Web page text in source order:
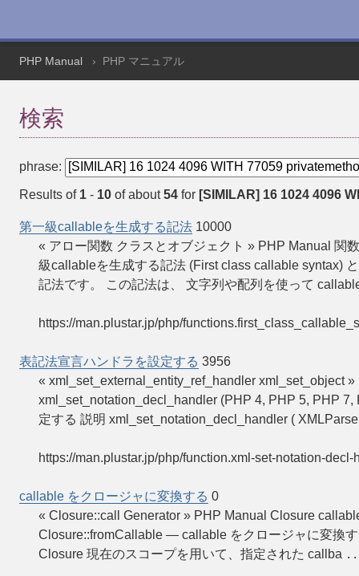
PHP Manual PHP マニュアル
検索
phrase:
Results of 1 - 10 of about54 for [SIMILAR] 16 1024 4096
第一級callableを生成する記法 10000
« アロー関数 クラスとオブジェクト » PHP Manual 関
級callableを生成する記法 (First class callable syntax)
記法です。 この記法は、 文字列や配列を使って
https://man.plustar.jp/php/
表記法宣言ハンドラを設定する 3956
« xml_set_external_entity_ref_handler xml_set_object
xml_set_notation_decl_handler (PHP 4, PHP 5, PHP
定する 説明 xml_set_notation_decl_handler (
https://man.plustar.jp/php/function.xml-set-notation-decl-
callable をクロージャに変換する 0
« Closure::call Generator » PHP Manual Closure
Closure::fromCallable — callable をクロージャに変換
Closure 現在のスコープを用いて、指定された callba